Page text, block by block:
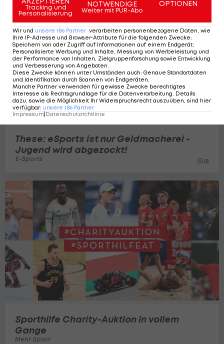
These: eSports ist nur Geldmacherei -
Jugend wird abgezockt!
E-Sports 18
Sporthilfe Charity-Auktion in vollem
Gange
Mehr Sport
Tracking und
Personalisierung
NOTWENDIGE
Weiter mit PUR-Abo
OPTIONEN
Wir und unsere 186 Partner verarbeiten personenbezogene Daten, wie
Ihre IP-Adresse und Browser-Attribute für die folgenden Zwecke:
Speichern von oder Zugriff auf Informationen auf einem Endgerät;
Personalisierte Werbung und Inhalte, Messung von Werbeleistung und
der Performance von Inhalten, Zielgruppenforschung sowie Entwicklung
und Verbesserung von Angeboten.
Diese Zwecke können unter Umständen auch: Genaue Standortdaten
und Identifikation durch Scannen von Endgeräten.
Manche Partner verwenden für gewisse Zwecke berechtigtes
Interesse als Rechtsgrundlage für die Datenverarbeitung. Details
dazu, sowie die Möglichkeit Ihr Widerspruchsrecht auszuüben, sind hier
verfügbar: unsere 186 Partner
Impressum Datenschutzrichtlinie